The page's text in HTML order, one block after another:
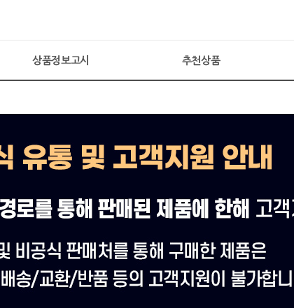
상품정보고시 추천상품